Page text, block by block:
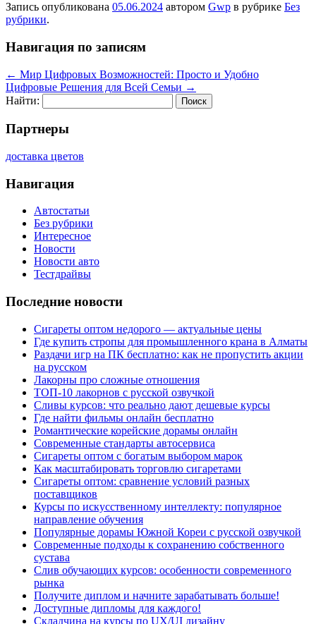
Запись опубликована 05.06.2024 автором Gwp в рубрике Без
рубрики.
Навигация по записям
← Мир Цифровых Возможностей: Просто и Удобно
Цифровые Решения для Всей Семьи →
Найти:
Партнеры
доставка цветов
Навигация
Автостатьи
Без рубрики
Интересное
Новости
Новости авто
Тестдрайвы
Последние новости
Сигареты оптом недорого — актуальные цены
Где купить стропы для промышленного крана в Алматы
Раздачи игр на ПК бесплатно: как не пропустить акции
на русском
Лакорны про сложные отношения
ТОП-10 лакорнов с русской озвучкой
Сливы курсов: что реально дают дешевые курсы
Где найти фильмы онлайн бесплатно
Романтические корейские дорамы онлайн
Современные стандарты автосервиса
Сигареты оптом с богатым выбором марок
Как масштабировать торговлю сигаретами
Сигареты оптом: сравнение условий разных
поставщиков
Курсы по искусственному интеллекту: популярное
направление обучения
Популярные дорамы Южной Кореи с русской озвучкой
Современные подходы к сохранению собственного
сустава
Слив обучающих курсов: особенности современного
рынка
Получите диплом и начните зарабатывать больше!
Доступные дипломы для каждого!
Складчина на курсы по UX/UI дизайну